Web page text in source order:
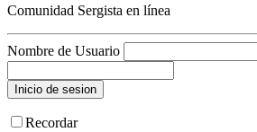
Comunidad Sergista en línea
Nombre de Usuario
Recordar